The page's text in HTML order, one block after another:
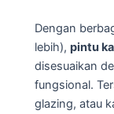
Dengan
lebih), pintu
disesuaikan
fungsional.
glazing, atau